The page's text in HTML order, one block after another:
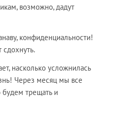
возможно, дадут
конфиденциальности!
сдохнуть.
насколько усложнилась
Через месяц мы все
будем трещать и